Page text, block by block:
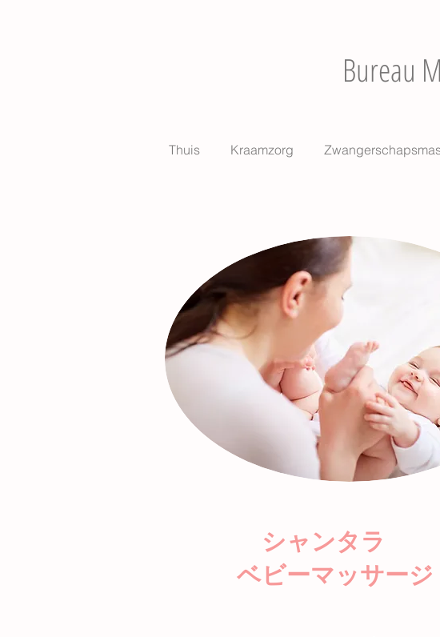
Bureau
Thuis Kraamzorg
​シャンタラ
ベビーマッサージ